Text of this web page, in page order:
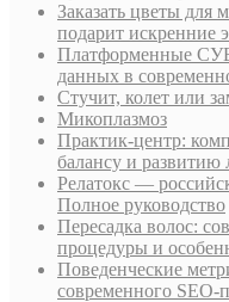
Заказать цветы для
подарит искренние
Платформенные
данных в
Стучит, колет или
Микоплазмоз
Практик-центр:
балансу и развитию
Релатокс —
Полное руководство
Пересадка волос:
процедуры и
Поведенческие
современного SEO-